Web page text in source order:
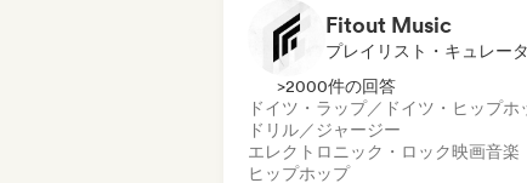
ヒップホップ
Fitout Music
プレイリスト・キュレー
>2000件の回答
ドイツ・ラップ／ドイツ・ヒップホ
ドリル／ジャージー
エレクトロニック・ロック映画音楽
ヒップホップ